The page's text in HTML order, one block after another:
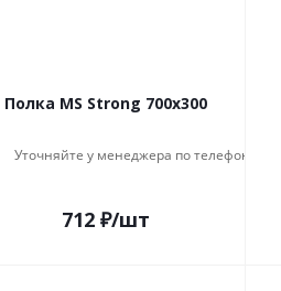
Полка MS Strong 700x300
Уточняйте у менеджера по телефону
712₽/шт